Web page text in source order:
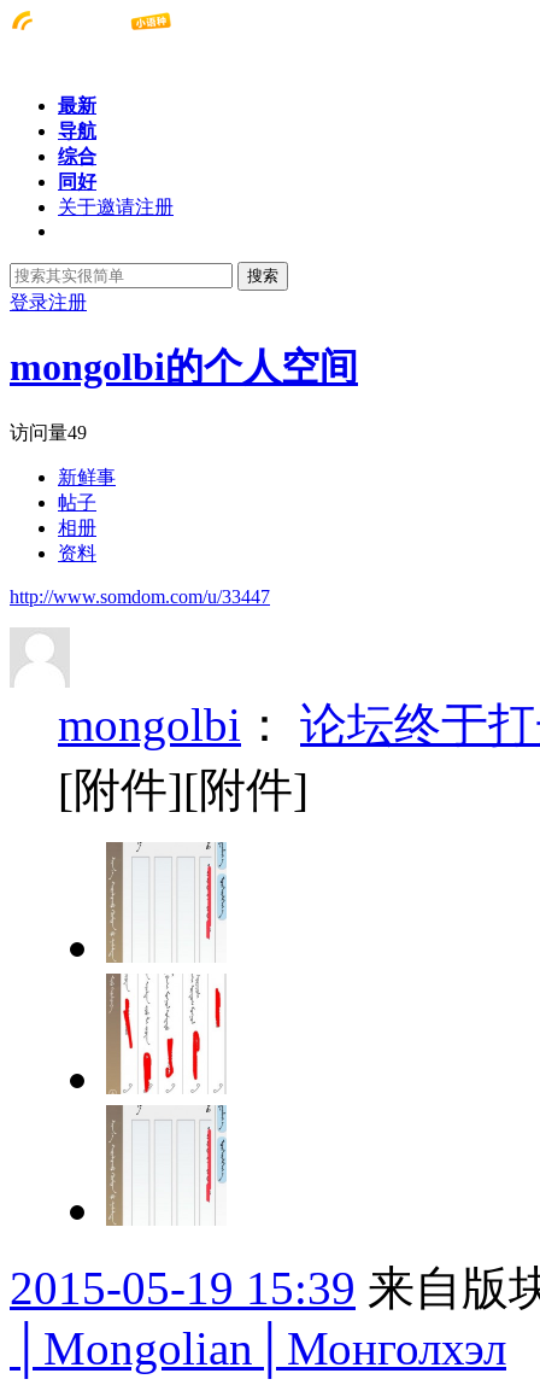
最新
导航
综合
同好
关于邀请注册
搜索
登录注册
mongolbi的个人空间
访问量49
新鲜事
帖子
相册
资料
http://www.somdom.com/u/33447
mongolbi ： 论坛终于
[附件][附件]
2015-05-19 15:39 来自版
│Mongolian│Монголхэл